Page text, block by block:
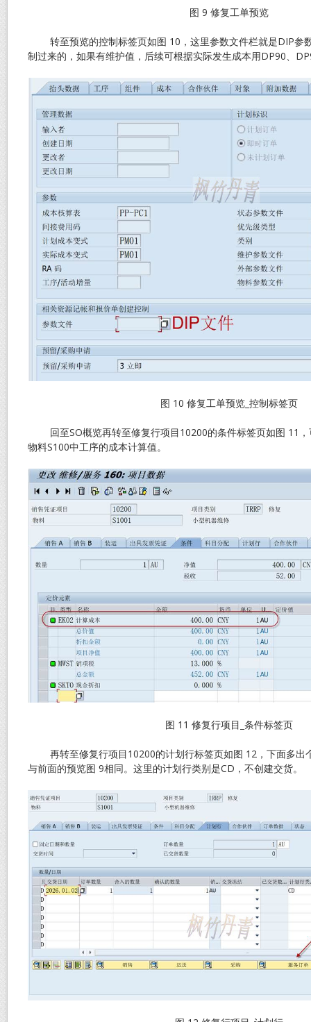
图 9 修复工单预览
转至预览的控制标签页如图 10，这里参数文件栏就是DIP参
制过来的，如果有维护值，后续可根据实际发生成本用DP90、
图 10 修复工单预览_控制标签页
回至SO概览再转至修复行项目10200的条件标签页如图 11，
物料S100中工序的成本计算值。
图 11 修复行项目_条件标签页
再转至修复行项目10200的计划行标签页如图 12，下面多出
与前面的预览图 9相同。这里的计划行类别是CD，不创建交货。